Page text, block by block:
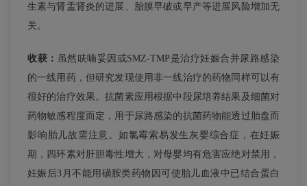
生素与肾盂肾炎的进展、胎膜早破或早产等进展风险增加无
关。
收获： 虽然呋喃妥因或SMZ-TMP是治疗妊娠合并尿路感染
的一线用药，但研究发现使用非一线治疗的药物同样可以有
很好的治疗效果。抗菌素应用根据中段尿培养结果及细菌对
药物敏感程度而定，用于尿路感染的抗菌药物能透过胎盘而
影响胎儿故需注意。如氯霉索易发生灰婴综合症，在妊娠
期，四环素对肝胆毒性增大，对母婴均有危害应绝对禁用，
妊娠后3月不能用磺胺类药物因可使胎儿血液中已结合蛋白